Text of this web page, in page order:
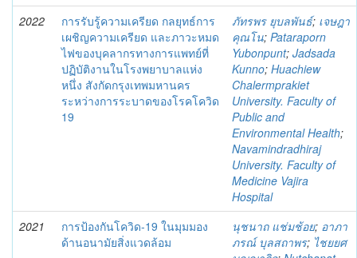
2022
การรับรู้ความเครียด กลยุทธ์การ
เผชิญความเครียด และภาวะหมด
ไฟของบุคลากรทางการแพทย์ที่
ปฏิบัติงานในโรงพยาบาลแห่ง
หนึ่ง สังกัดกรุงเทพมหานคร
ระหว่างการระบาดของโรคโควิด
19
ภัทรพร ยุบลพันธ์; เจษฎา
คุณโน; Pataraporn
Yubonpunt; Jadsada
Kunno; Huachiew
Chalermprakiet
University. Faculty of
Public and
Environmental Health;
Navamindradhiraj
University. Faculty of
Medicine Vajira
Hospital
2021
การป้องกันโควิด-19 ในมุมมอง
ด้านอนามัยสิ่งแวดล้อม
นุชนาถ แช่มช้อย; อาภา
ภรณ์ บุลสถาพร; ไชยยศ